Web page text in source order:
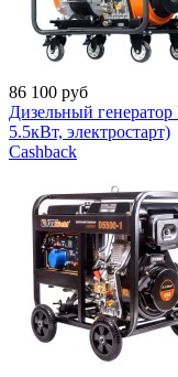
86 100 руб
Дизельный
5.5кВт, электростарт)
Cashback